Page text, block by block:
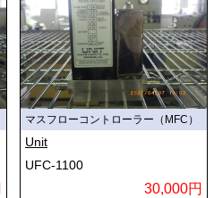
マスフローコントローラー（MFC）
Unit
UFC-1100
30,000円